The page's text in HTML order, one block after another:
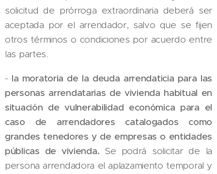
solicitud de prórroga extraordinaria deberá ser
aceptada por el arrendador, salvo que se fijen
otros términos o condiciones por acuerdo entre
las partes.
- la moratoria de la deuda arrendaticia para las
personas arrendatarias de vivienda habitual en
situación de vulnerabilidad económica para el
caso de arrendadores catalogados como
grandes tenedores y de empresas o entidades
públicas de vivienda. Se podrá solicitar de la
persona arrendadora el aplazamiento temporal y